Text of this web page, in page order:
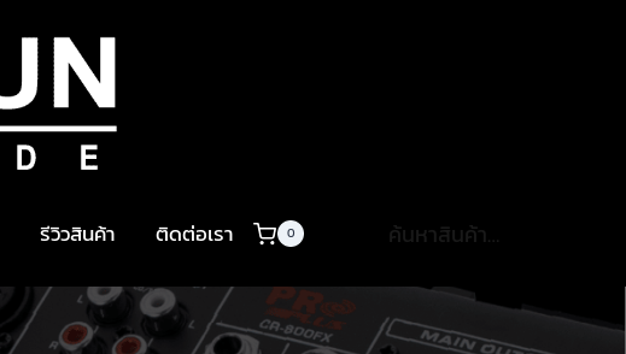
รีวิวสินค้า ติดต่อเรา 0